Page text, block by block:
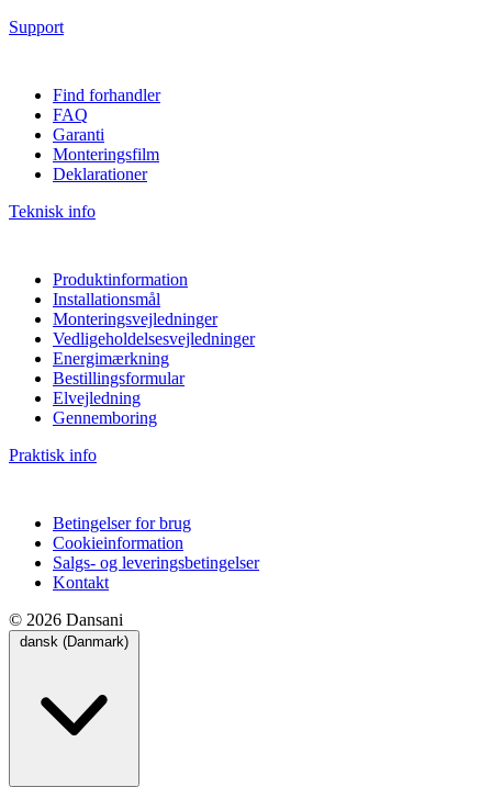
Support
Find forhandler
FAQ
Garanti
Monteringsfilm
Deklarationer
Teknisk info
Produktinformation
Installationsmål
Monteringsvejledninger
Vedligeholdelsesvejledninger
Energimærkning
Bestillingsformular
Elvejledning
Gennemboring
Praktisk info
Betingelser for brug
Cookieinformation
Salgs- og leveringsbetingelser
Kontakt
© 2026 Dansani
dansk (Danmark)